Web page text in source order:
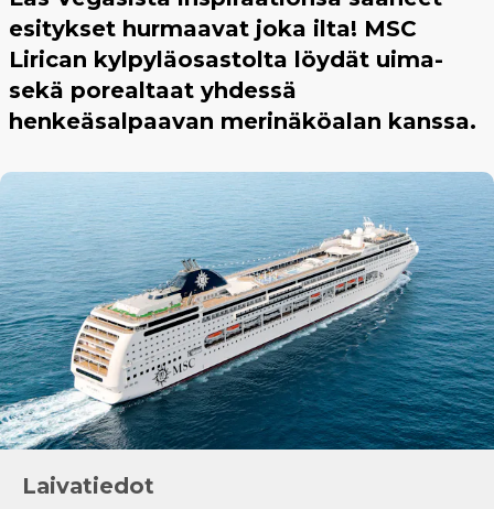
esitykset hurmaavat joka ilta! MSC
Lirican kylpyläosastolta löydät uima-
sekä porealtaat yhdessä
henkeäsalpaavan merinäköalan kanssa.
Laivatiedot